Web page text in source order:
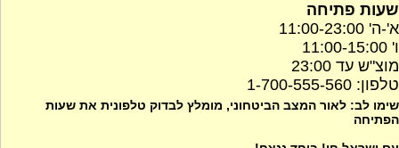
שעות פתיחה
א'-ה' 11:00-23:00
ו' 11:00-15:00
מוצ"ש עד 23:00
טלפון: 1-700-555-560
שימו לב: לאור המצב הביטחוני, מומלץ לבדוק טלפונית את שעות
הפתיחה